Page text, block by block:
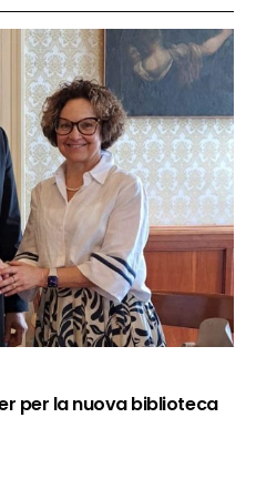
per la nuova biblioteca